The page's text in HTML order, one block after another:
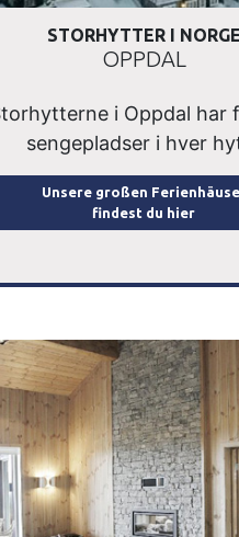
STORHYTTER I NORGE
OPPDAL
i Oppdal har
sengepladser i hver
Unsere großen
findest du hier